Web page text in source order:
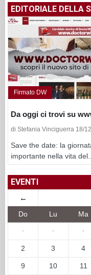
EDITORIALE DELLA
Firmato DW
Da oggi ci trovi su
di Stefania Vinciguerra 18/
Save the date: la
importante nella vita del...
EVENTI
←
Do Lu Ma
· · ·
2 3 4
9 10 11